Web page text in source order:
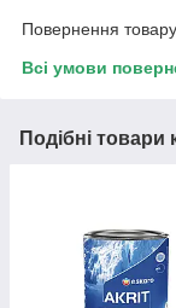
Повернення
Всі умови
Подібні товари